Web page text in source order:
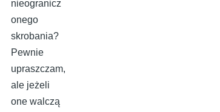
nieogranicz
onego
skrobania?
Pewnie
upraszczam,
ale jeżeli
one walczą